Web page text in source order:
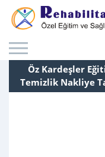
Öz Kardeşler
Temizlik Nakliye